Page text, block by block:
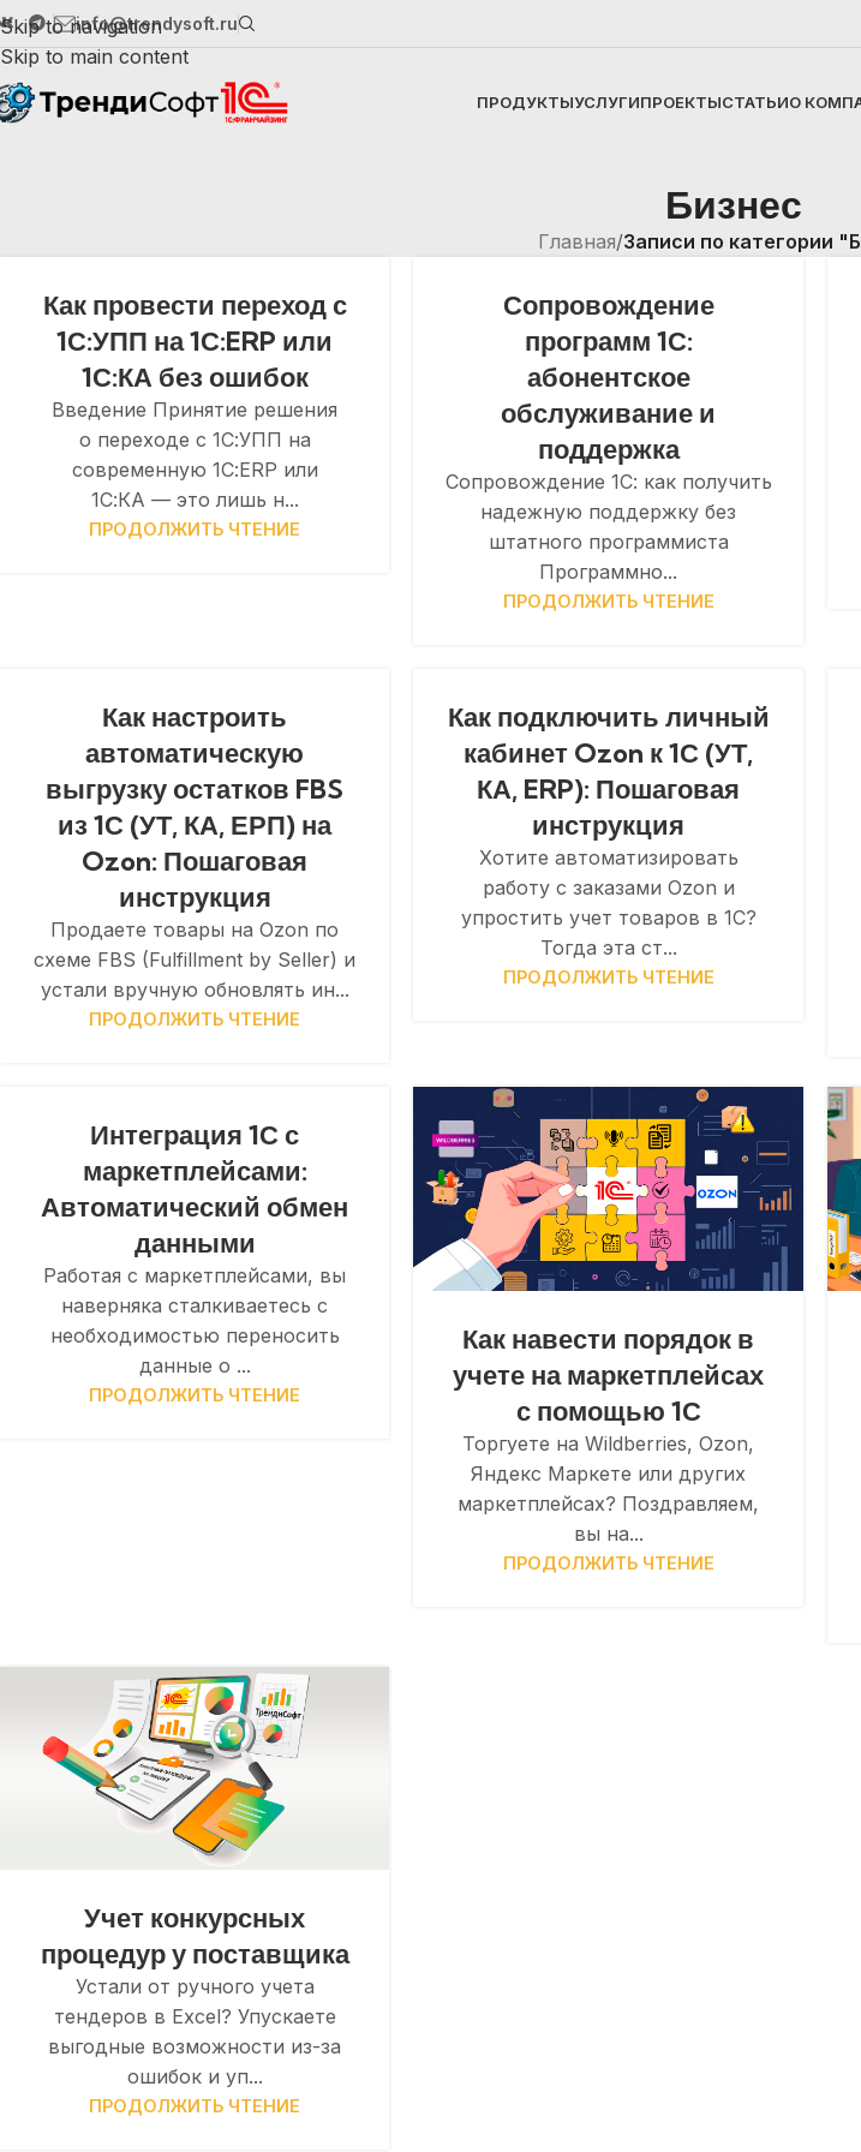
Skip to navigation
Skip to main content
info@trendysoft.ru
ПРОДУКТЫУСЛУГИПРОЕКТЫСТАТЬИО
Бизнес
Главная/Записи по категории
Как провести переход с
1С:УПП на 1С:ERP или
1С:КА без ошибок
Введение Принятие решения
о переходе с 1С:УПП на
современную 1С:ERP или
1С:КА — это лишь н...
ПРОДОЛЖИТЬ ЧТЕНИЕ
Сопровождение
программ 1С:
абонентское
обслуживание и
поддержка
Сопровождение 1С: как получить
надежную поддержку без
штатного программиста
Программно...
ПРОДОЛЖИТЬ ЧТЕНИЕ
Как настроить
автоматическую
выгрузку остатков FBS
из 1С (УТ, КА, ЕРП) на
Ozon: Пошаговая
инструкция
Продаете товары на Ozon по
схеме FBS (Fulfillment by Seller) и
устали вручную обновлять ин...
ПРОДОЛЖИТЬ ЧТЕНИЕ
Как подключить личный
кабинет Ozon к 1С (УТ,
КА, ERP): Пошаговая
инструкция
Хотите автоматизировать
работу с заказами Ozon и
упростить учет товаров в 1С?
Тогда эта ст...
ПРОДОЛЖИТЬ ЧТЕНИЕ
Интеграция 1С с
маркетплейсами:
Автоматический обмен
данными
Работая с маркетплейсами, вы
наверняка сталкиваетесь с
необходимостью переносить
данные о ...
ПРОДОЛЖИТЬ ЧТЕНИЕ
Как навести порядок в
учете на маркетплейсах
с помощью 1С
Торгуете на Wildberries, Ozon,
Яндекс Маркете или других
маркетплейсах? Поздравляем,
вы на...
ПРОДОЛЖИТЬ ЧТЕНИЕ
Учет конкурсных
процедур у поставщика
Устали от ручного учета
тендеров в Excel? Упускаете
выгодные возможности из-за
ошибок и уп...
ПРОДОЛЖИТЬ ЧТЕНИЕ